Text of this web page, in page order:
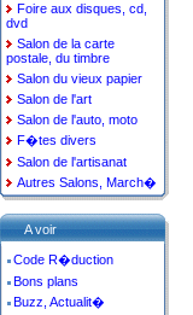
Foire aux disques, cd,
dvd
Salon de la carte
postale, du timbre
Salon du vieux papier
Salon de l'art
Salon de l'auto, moto
F�tes divers
Salon de l'artisanat
Autres Salons, March�
A voir
Code R�duction
Bons plans
Buzz, Actualit�